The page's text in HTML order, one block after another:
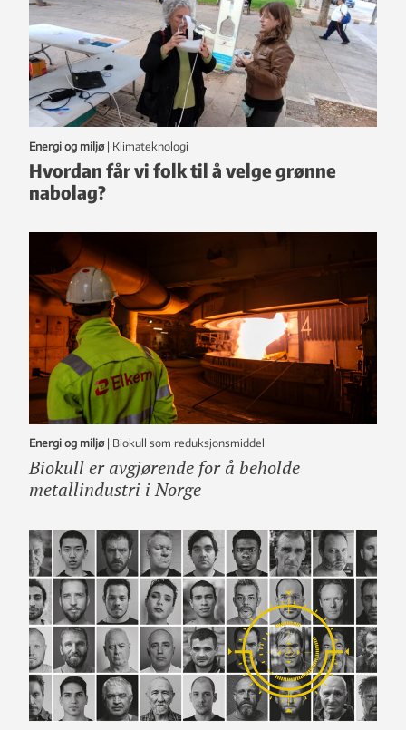
Energi og miljø | klimateknologi
Hvordan får vi folk til å velge grønne
nabolag?
Energi og miljø | Biokull som reduksjonsmiddel
Biokull er avgjørende for å beholde
metallindustri i Norge